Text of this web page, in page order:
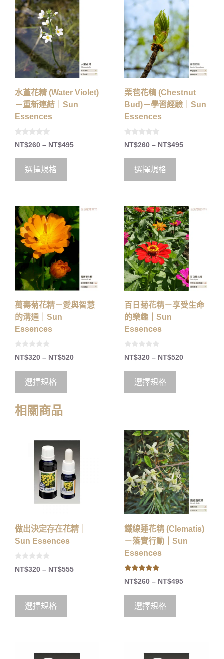
水堇花精 (Water Violet)
－重新連結｜Sun
Essences
0
o
5
NT$260 – NT$495
選擇規格
栗苞花精 (Chestnut
Bud)－學習經驗｜Sun
Essences
0
o
5
NT$260 – NT$495
選擇規格
萬壽菊花精－愛與智慧
的溝通｜Sun
Essences
0
o
t
5
NT$320 – NT$520
選擇規格
百日菊花精－享受生命
的樂趣｜Sun
Essences
0
o
t
5
NT$320 – NT$520
選擇規格
相關商品
做出決定存在花精｜
Sun Essences
0
o
NT$320 – NT$555
選擇規格
鐵線蓮花精 (Clematis)
－落實行動｜Sun
Essences
5.00
out of 5
NT$260 – NT$495
選擇規格